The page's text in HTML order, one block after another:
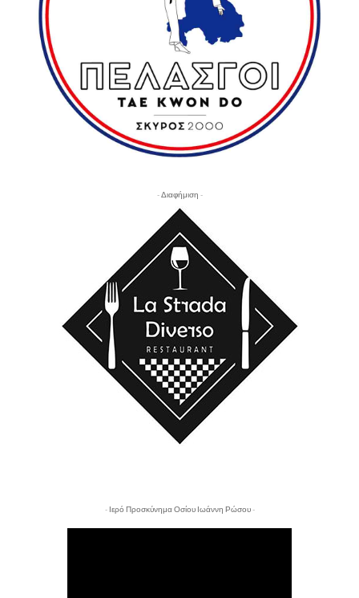
- Διαφήμιση -
- Ιερό Προσκύνημα Οσίου Ιωάννη Ρώσου -